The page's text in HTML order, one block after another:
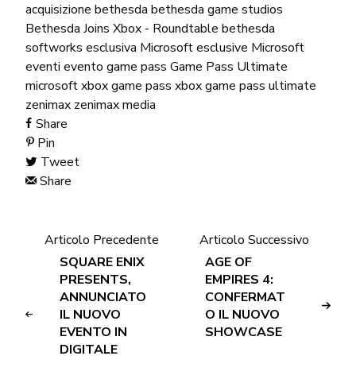
acquisizione bethesda bethesda game studios
Bethesda Joins Xbox - Roundtable bethesda
softworks esclusiva Microsoftesclusive Microsoft
eventi evento game pass Game Pass Ultimate
microsoftxbox game pass xbox game pass ultimate
zenimax zenimax media
Share
Pin
Tweet
Share
Articolo Precedente
SQUARE ENIX
PRESENTS,
ANNUNCIATO
IL NUOVO
EVENTO IN
DIGITALE
Articolo Successivo
AGE OF
EMPIRES 4:
CONFERMAT
O IL NUOVO
SHOWCASE